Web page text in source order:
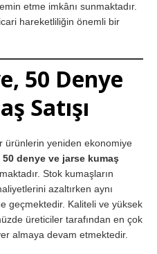
etme imkânı sunmaktadır.
hareketliliğin önemli bir
50 Denye
Satışı
ürünlerin yeniden ekonomiye
denye ve jarse kumaş
Stok kumaşların
azaltırken aynı
geçmektedir. Kaliteli ve yüksek
üreticiler tarafından en çok
almaya devam etmektedir.